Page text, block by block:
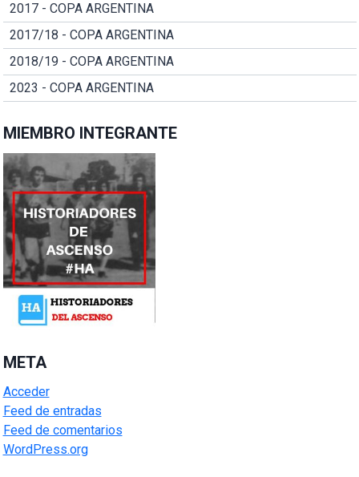
2017 - COPA ARGENTINA
2017/18 - COPA ARGENTINA
2018/19 - COPA ARGENTINA
2023 - COPA ARGENTINA
MIEMBRO INTEGRANTE
META
Acceder
Feed de entradas
Feed de comentarios
WordPress.org